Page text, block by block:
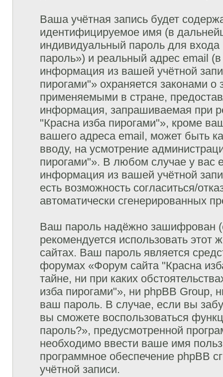
Ваша учётная запись будет
идентифицируемое имя (в
индивидуальный пароль для
пароль») и реальный адрес email
информация из вашей учётной
пирогами"» охраняется законами
применяемыми в стране,
информация, запрашиваемая при
"Красна изба пирогами"», кроме
вашего адреса email, может быть
вводу, на усмотрение
пирогами"». В любом случае у вас
информация из вашей учётной
есть возможность согласиться/
автоматически сгенерированных
Ваш пароль надёжно зашифрован
рекомендуется использовать этот
сайтах. Ваш пароль является
форумах «Форум сайта "Красна
тайне, ни при каких
изба пирогами"», ни phpBB Group,
ваш пароль. В случае, если вы
вы сможете воспользоваться
пароль?», предусмотренной
необходимо ввести ваше имя
программное обеспечение phpBB
учётной записи.